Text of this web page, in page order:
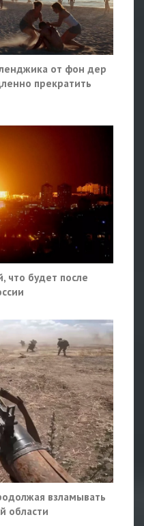
от фон дер
прекратить
что будет после
взламывать
области